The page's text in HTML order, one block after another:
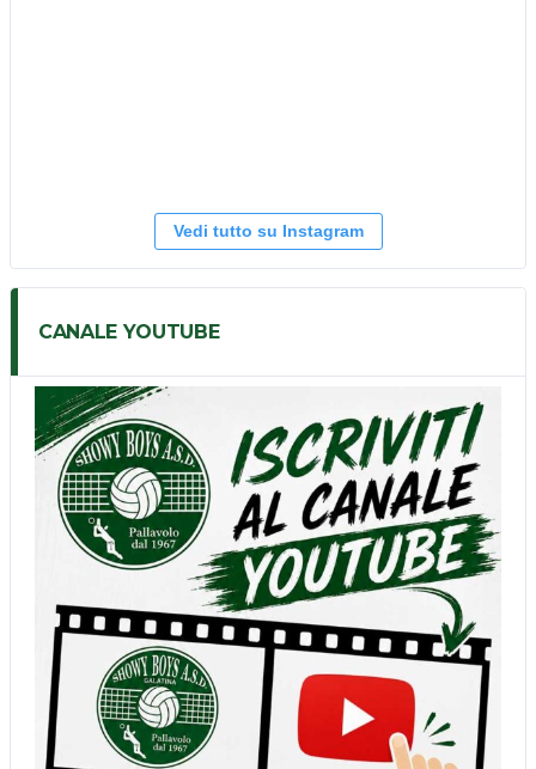
Vedi tutto su Instagram
CANALE YOUTUBE